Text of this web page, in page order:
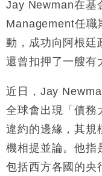
13:44
財經｜內地7
差達1125億
12:44
財經｜日本
日圓干預創新
11:12
國際｜特朗
財經｜SA售
司
Jay Newman在基
Management任職
動，成功向阿根廷
還曾扣押了一艘有
近日，Jay
全球會出現「債務
違約的邊緣，其規
機相提並論。他指
包括西方各國的央